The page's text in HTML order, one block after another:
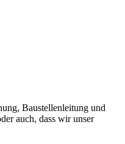
Baustellenleitung und
auch, dass wir unser